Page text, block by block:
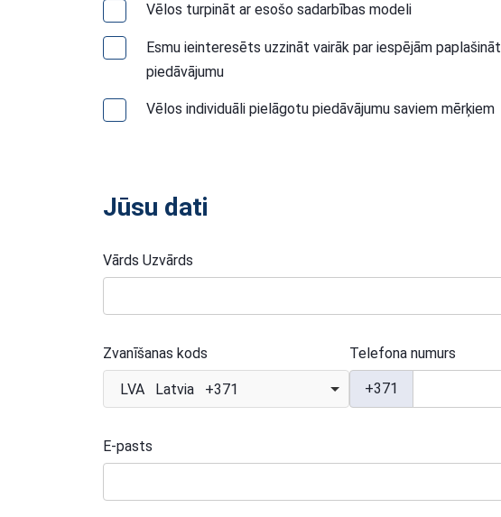
Vēlos turpināt ar esošo sadarbības modeli
Esmu ieinteresēts uzzināt vairāk par iespējām paplašināt
piedāvājumu
Vēlos individuāli pielāgotu piedāvājumu saviem mērķiem
Jūsu dati
Vārds Uzvārds
Zvanīšanas kods
LVA Latvia +371
Telefona numurs
+371
E-pasts